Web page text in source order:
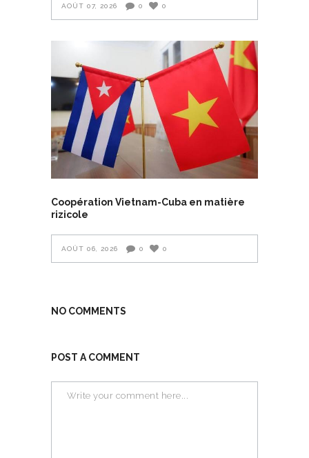
AOÛT 07, 2026 0 0
Coopération Vietnam-Cuba en matière
rizicole
AOÛT 06, 2026 0 0
NO COMMENTS
POST A COMMENT